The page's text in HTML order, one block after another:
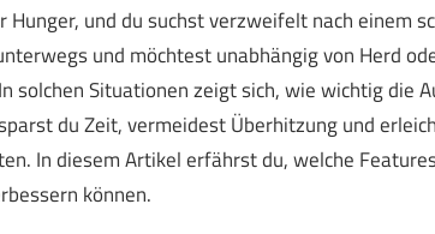
Hunger, und du suchst verzweifelt nach einem
und möchtest unabhängig von Herd
solchen Situationen zeigt sich, wie wichtig die
du Zeit, vermeidest Überhitzung und
In diesem Artikel erfährst du, welche
können.